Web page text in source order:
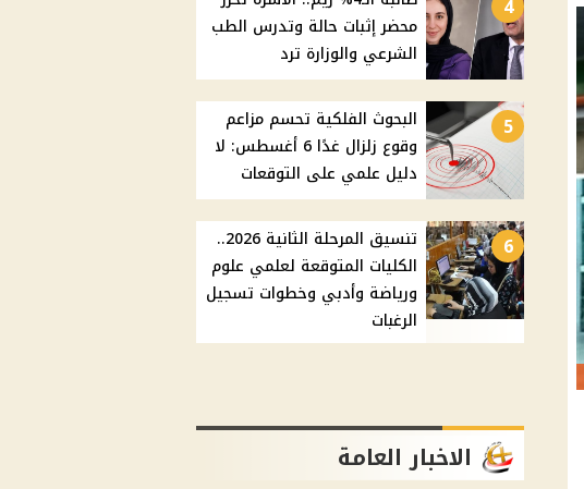
4
محضر إثبات حالة وتدرس الطب
الشرعي والوزارة ترد
5
البحوث الفلكية تحسم مزاعم
وقوع زلزال غدًا 6 أغسطس: لا
دليل علمي على التوقعات
6
تنسيق المرحلة الثانية 2026..
الكليات المتوقعة لعلمي علوم
ورياضة وأدبي وخطوات تسجيل
الرغبات
الاخبار العامة